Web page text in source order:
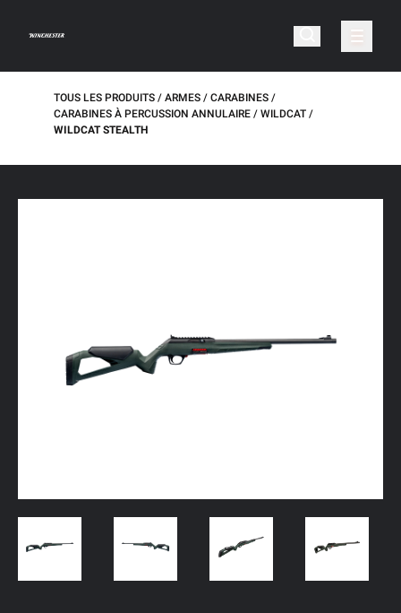
TOUS LES PRODUITS ARMES
CARABINES
CARABINES À PERCUSSION ANNULAIRE
WILDCAT
WILDCAT STEALTH